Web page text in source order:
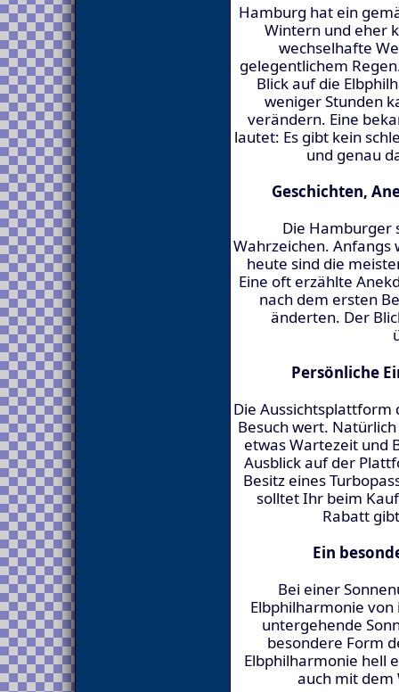
Hamburg hat ein
Wintern und eher
wechselhafte
gelegentlichem
Blick auf die
weniger Stunden
verändern. Eine
lautet: Es gibt kein
und genau
Geschichten,
Die Hamburger
Wahrzeichen.
heute sind die
Eine oft erzählte
nach dem ersten
änderten. Der
Persönliche
Die
Besuch wert.
etwas Wartezeit und
Ausblick auf der
Besitz eines
solltet Ihr beim
Rabatt
Ein
Bei einer
Elbphilharmonie
untergehende
besondere Form
Elbphilharmonie hell
auch mit dem